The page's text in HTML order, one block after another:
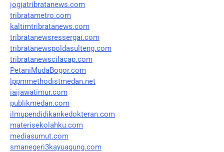
jogjatribratanews.com
tribratametro.com
kaltimtribratanews.com
tribratanewsressergai.com
tribratanewspoldasulteng.com
tribratanewscilacap.com
PetaniMudaBogor.com
lppmmethodistmedan.net
iaijawatimur.com
publikmedan.com
ilmupendidikankedokteran.com
materisekolahku.com
mediasumut.com
smanegeri3kayuagung.com